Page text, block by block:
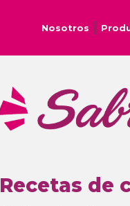
Nosotros
Recetas de